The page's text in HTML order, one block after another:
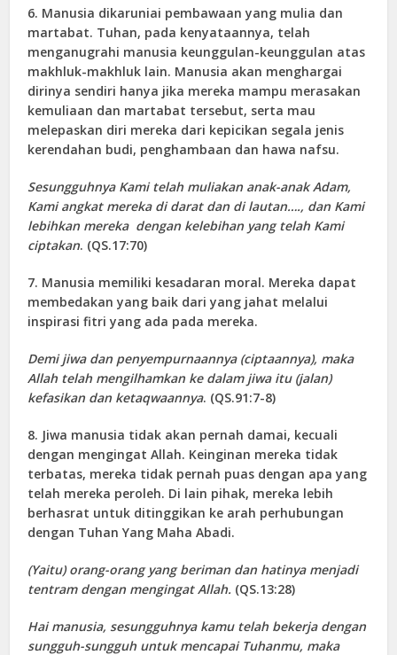
6. Manusia dikaruniai pembawaan yang mulia dan
martabat. Tuhan, pada kenyataannya, telah
menganugrahi manusia keunggulan-keunggulan atas
makhluk-makhluk lain. Manusia akan menghargai
dirinya sendiri hanya jika mereka mampu merasakan
kemuliaan dan martabat tersebut, serta mau
melepaskan diri mereka dari kepicikan segala jenis
kerendahan budi, penghambaan dan hawa nafsu.
Sesungguhnya Kami telah muliakan anak-anak Adam,
Kami angkat mereka di darat dan di lautan…., dan Kami
lebihkan mereka dengan kelebihan yang telah Kami
ciptakan. (QS.17:70)
7. Manusia memiliki kesadaran moral. Mereka dapat
membedakan yang baik dari yang jahat melalui
inspirasi fitri yang ada pada mereka.
Demi jiwa dan penyempurnaannya (ciptaannya), maka
Allah telah mengilhamkan ke dalam jiwa itu (jalan)
kefasikan dan ketaqwaannya. (QS.91:7-8)
8. Jiwa manusia tidak akan pernah damai, kecuali
dengan mengingat Allah. Keinginan mereka tidak
terbatas, mereka tidak pernah puas dengan apa yang
telah mereka peroleh. Di lain pihak, mereka lebih
berhasrat untuk ditinggikan ke arah perhubungan
dengan Tuhan Yang Maha Abadi.
(Yaitu) orang-orang yang beriman dan hatinya menjadi
tentram dengan mengingat Allah. (QS.13:28)
Hai manusia, sesungguhnya kamu telah bekerja dengan
sungguh-sungguh untuk mencapai Tuhanmu, maka